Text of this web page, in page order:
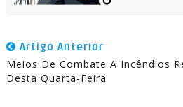
Artigo Anterior
Meios De Combate A Incêndios
Desta Quarta-Feira